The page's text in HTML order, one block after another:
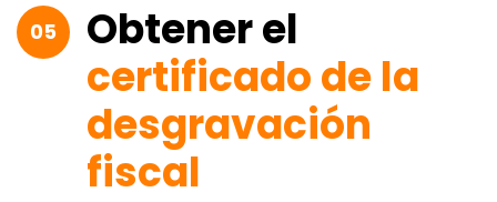
05
Obtener el
certificado de la
desgravación
fiscal